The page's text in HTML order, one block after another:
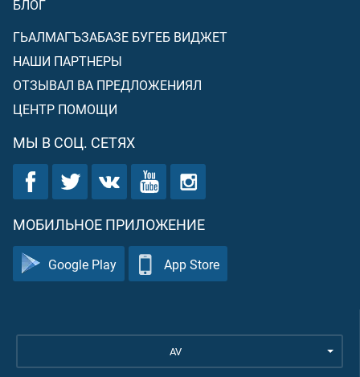
БЛОГ
ГЬАЛМАГЪЗАБАЗЕ БУГЕБ ВИДЖЕТ
НАШИ ПАРТНЕРЫ
ОТЗЫВАЛ ВА ПРЕДЛОЖЕНИЯЛ
ЦЕНТР ПОМОЩИ
МЫ В СОЦ. СЕТЯХ
МОБИЛЬНОЕ ПРИЛОЖЕНИЕ
Google Play App Store
AV